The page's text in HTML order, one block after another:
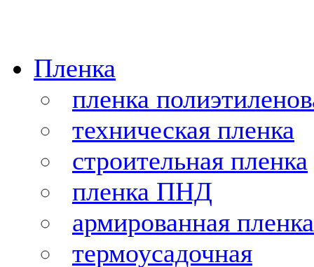
Пленка
пленка
техническая пленка
строительная пленка
пленка ПНД
армированная пленка
термоусадочная